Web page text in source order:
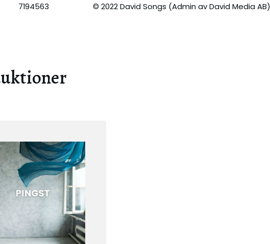
7194563 © 2022 David Songs (Admin av David Media AB)